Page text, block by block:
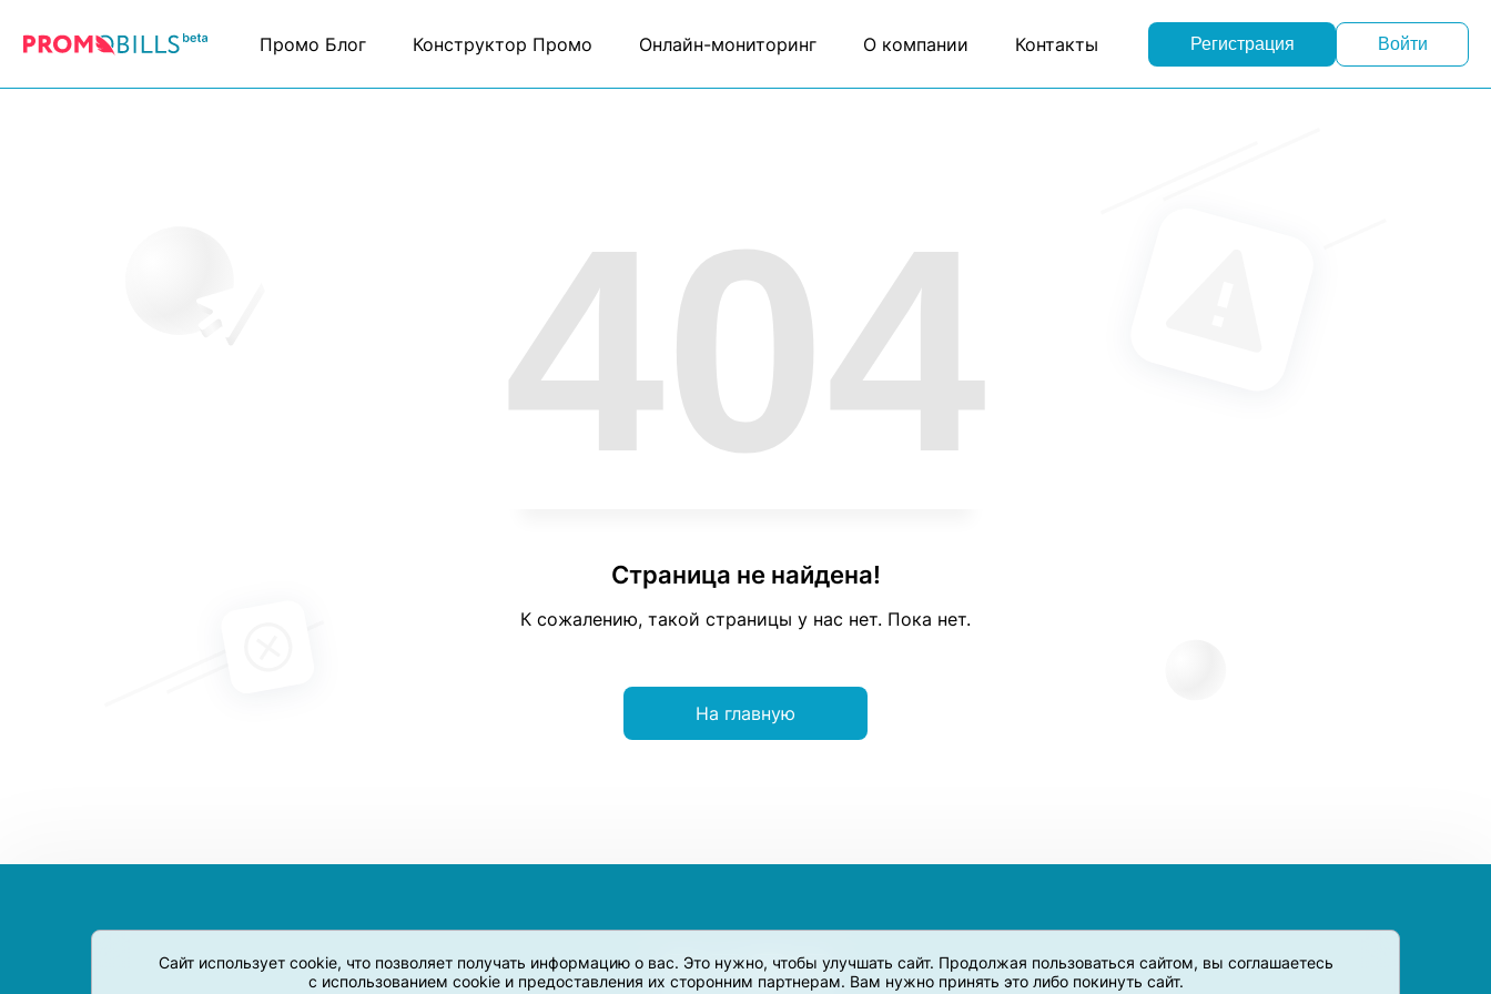
Сайт использует cookie, что позволяет получать информацию о вас. Это нужно, чтобы улучшать сайт. Продолжая пользоваться сайтом, вы соглашаетесь
с использованием cookie и предоставления их сторонним партнерам. Вам нужно принять это либо покинуть сайт.
Промо Блог Конструктор Промо Онлайн-мониторинг О компании Контакты Регистрация Войти
404
Страница не найдена!
К сожалению, такой страницы у нас нет. Пока нет.
На главную